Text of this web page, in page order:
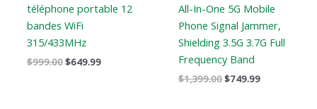
téléphone portable 12
bandes WiFi
315/433MHz
$999.00$649.99
All-In-One 5G Mobile
Phone Signal Jammer,
Shielding 3.5G 3.7G Full
Frequency Band
$1,399.00$749.99